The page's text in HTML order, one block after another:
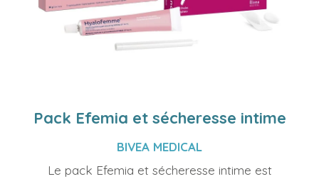
Pack Efemia et sécheresse intime
BIVEA MEDICAL
Le pack Efemia et sécheresse intime est